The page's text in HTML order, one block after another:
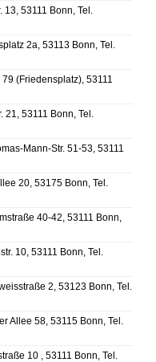
13, 53111 Bonn, Tel.
2a, 53113 Bonn, Tel.
(Friedensplatz), 53111
21, 53111 Bonn, Tel.
Mann-Str. 51-53, 53111
20, 53175 Bonn, Tel.
40-42, 53111 Bonn,
10, 53111 Bonn, Tel.
2, 53123 Bonn, Tel.
Allee 58, 53115 Bonn, Tel.
10 , 53111 Bonn, Tel.